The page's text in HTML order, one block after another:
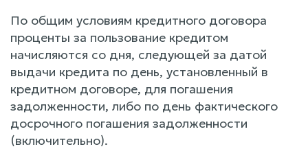
По общим условиям кредитного договора
проценты за пользование кредитом
начисляются со дня, следующей за датой
выдачи кредита по день, установленный в
кредитном договоре, для погашения
задолженности, либо по день фактического
досрочного погашения задолженности
(включительно).